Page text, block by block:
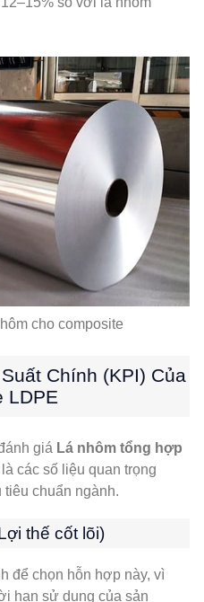
cho composite
Chính (KPI) Của
LDPE
giá Lá nhôm tổng hợp
các số liệu quan trọng
chuẩn ngành.
thế cốt lõi)
để chọn hỗn hợp này, vì
hạn sử dụng của sản